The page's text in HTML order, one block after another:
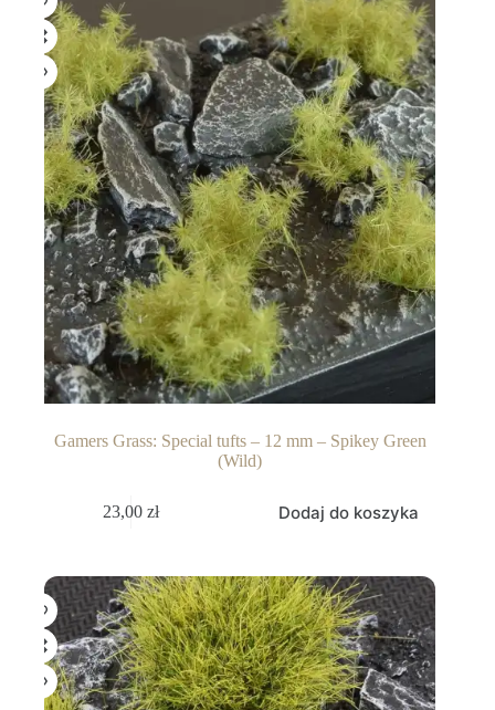
Gamers Grass: Special tufts – 12 mm – Spikey Green
(Wild)
23,00zł Dodaj do koszyka